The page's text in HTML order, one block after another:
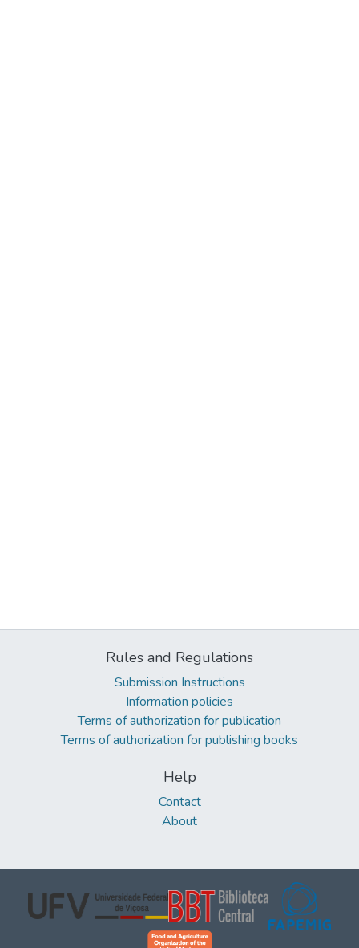
Rules and Regulations
Submission Instructions
Information policies
Terms of authorization for publication
Terms of authorization for publishing books
Help
Contact
About